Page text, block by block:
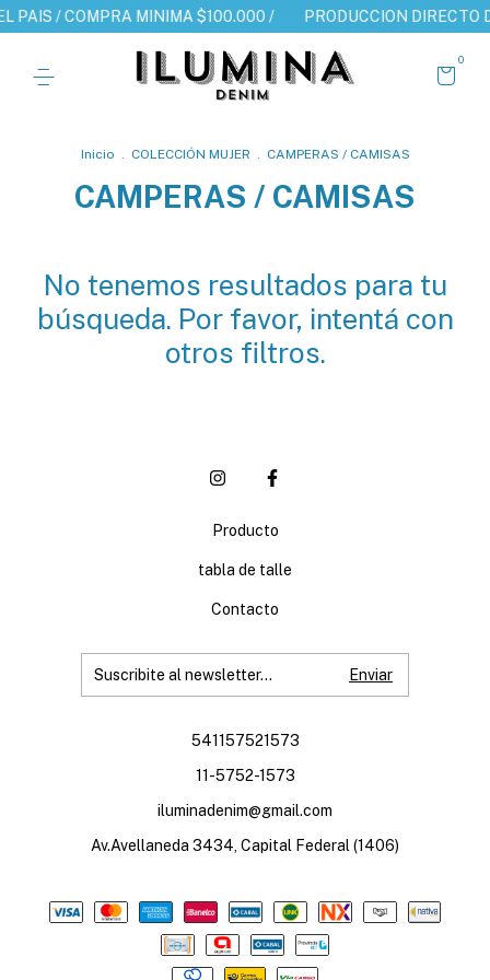
PAIS / COMPRA MINIMA $100.000 / PRODUCCION
0
Inicio . COLECCIÓN MUJER . CAMPERAS / CAMISAS
CAMPERAS / CAMISAS
No tenemos resultados para tu
búsqueda. Por favor, intentá con
otros filtros.
Producto
tabla de talle
Contacto
541157521573
11-5752-1573
iluminadenim@gmail.com
Av.Avellaneda 3434, Capital Federal (1406)